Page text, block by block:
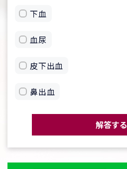
下血
血尿
皮下出血
鼻出血
解答する